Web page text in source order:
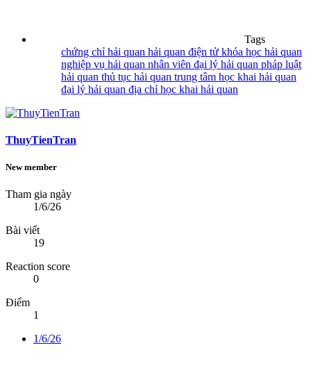
Tags
chứng chỉ hải quan hải quan điện tử khóa học hải quan
nghiệp vụ hải quan nhân viên đại lý hải quan pháp luật
hải quan thủ tục hải quan trung tâm học khai hải quan
đại lý hải quan địa chỉ học khai hải quan
ThuyTienTran
New member
Tham gia ngày
1/6/26
Bài viết
19
Reaction score
0
Điểm
1
1/6/26